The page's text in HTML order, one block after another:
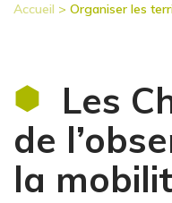
Accueil Organiser les
Les
de
la